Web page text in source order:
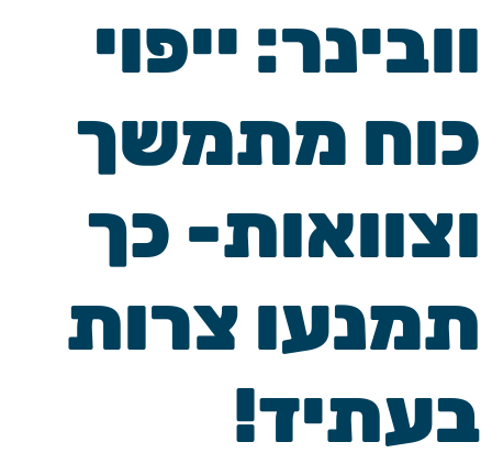
וובינר: ייפוי
כוח מתמשך
וצוואות- כך
תמנעו צרות
בעתיד!